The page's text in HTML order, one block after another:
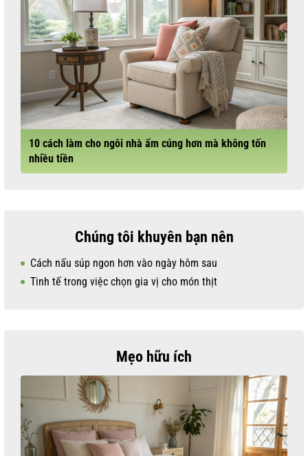
10 cách làm cho ngôi nhà ấm cúng hơn mà không tốn
nhiều tiền
Chúng tôi khuyên bạn nên
Cách nấu súp ngon hơn vào ngày hôm sau
Tinh tế trong việc chọn gia vị cho món thịt
Mẹo hữu ích